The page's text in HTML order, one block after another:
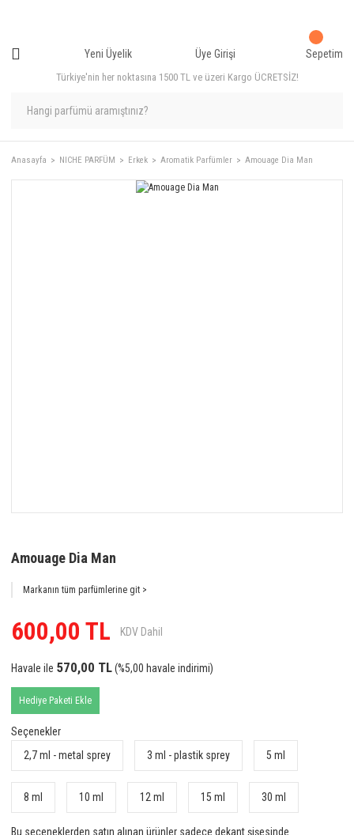
Türkiye'nin her noktasına 1500 TL ve üzeri Kargo ÜCRETSİZ!
Yeni Üyelik Üye Girişi Sepetim
Anasayfa NICHE PARFÜM Erkek Aromatik Parfümler Amouage Dia Man
Amouage Dia Man
Markanın tüm parfümlerine git >
600,00 TL KDV Dahil
Havale ile 570,00 TL(%5,00 havale indirimi)
Hediye Paketi Ekle
Seçenekler
2,7 ml - metal sprey
3 ml - plastik sprey 5 ml
8 ml 10 ml 12 ml 15 ml 30 ml
Bu seçeneklerden satın alınan ürünler sadece dekant şişesinde